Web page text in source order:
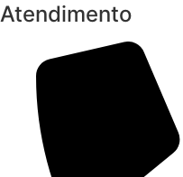
Atendimento